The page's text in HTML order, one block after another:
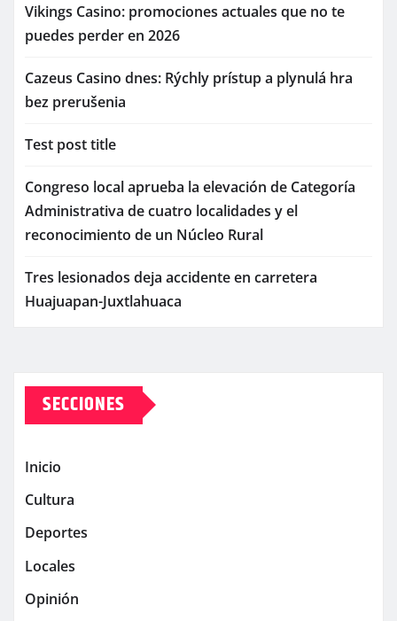
Vikings Casino: promociones actuales que no te
puedes perder en 2026
Cazeus Casino dnes: Rýchly prístup a plynulá hra
bez prerušenia
Test post title
Congreso local aprueba la elevación de Categoría
Administrativa de cuatro localidades y el
reconocimiento de un Núcleo Rural
Tres lesionados deja accidente en carretera
Huajuapan-Juxtlahuaca
SECCIONES
Inicio
Cultura
Deportes
Locales
Opinión